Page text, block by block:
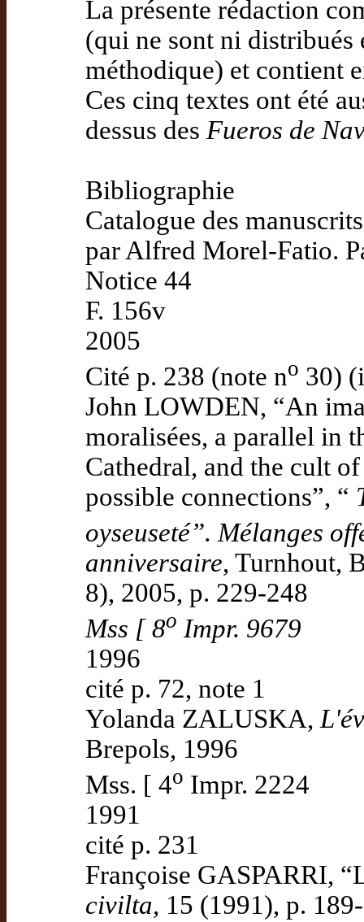
La présente rédaction
(qui ne sont ni distribués
méthodique) et contient
Ces cinq textes ont été
dessus des Fueros de
Bibliographie
Catalogue des
par Alfred Morel-Fatio.
Notice 44
F. 156v
2005
Cité p. 238 (note no 30)
John LOWDEN, “An
moralisées, a parallel in
Cathedral, and the cult
possible connections”, “
oyseuseté”. Mélanges
anniversaire, Turnhout,
8), 2005, p. 229-248
Mss [ 8o Impr. 9679
1996
cité p. 72, note 1
Yolanda ZALUSKA,
Brepols, 1996
Mss. [ 4o Impr. 2224
1991
cité p. 231
Françoise GASPARRI,
civilta, 15 (1991), p.